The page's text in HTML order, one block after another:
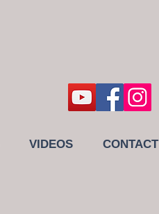
VIDEOS CONTACT